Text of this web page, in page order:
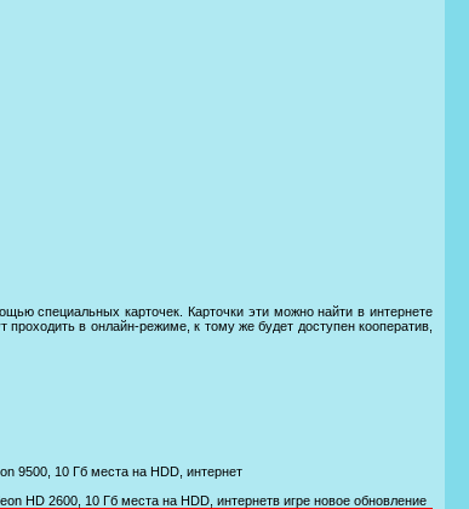
специальных карточек. Карточки эти можно найти в интернете
в онлайн-режиме, к тому же будет доступен кооператив,
9500, 10 Гб места на HDD, интернет
HD 2600, 10 Гб места на HDD, интернетв игре новое обновление